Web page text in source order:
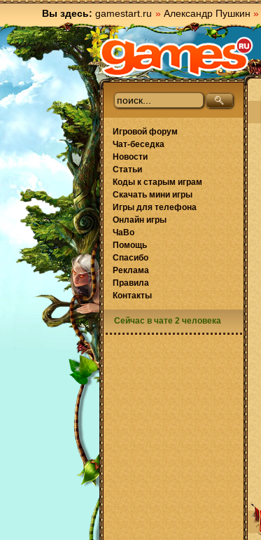
Вы здесь: gamestart.ru » Александр Пушкин »
Игровой форум
Чат-беседка
Новости
Статьи
Коды к старым играм
Скачать мини игры
Игры для телефона
Онлайн игры
ЧаВо
Помощь
Спасибо
Реклама
Правила
Контакты
Сейчас в чате 2 человека